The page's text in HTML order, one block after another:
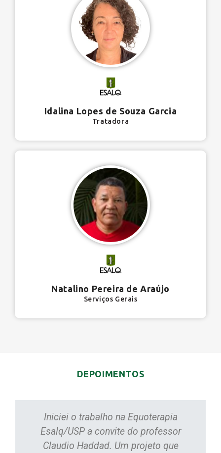
Idalina Lopes de Souza Garcia
Tratadora
Natalino Pereira de Araújo
Serviços Gerais
DEPOIMENTOS
Iniciei o trabalho na Equoterapia
Esalq/USP a convite do professor
Claudio Haddad. Um projeto que